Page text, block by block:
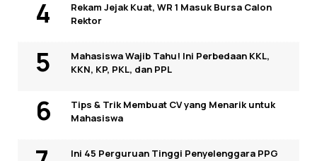
Rekam Jejak Kuat, WR 1 Masuk Bursa Calon
Rektor
Mahasiswa Wajib Tahu! Ini Perbedaan KKL,
KKN, KP, PKL, dan PPL
Tips & Trik Membuat CV yang Menarik untuk
Mahasiswa
Ini 45 Perguruan Tinggi Penyelenggara PPG